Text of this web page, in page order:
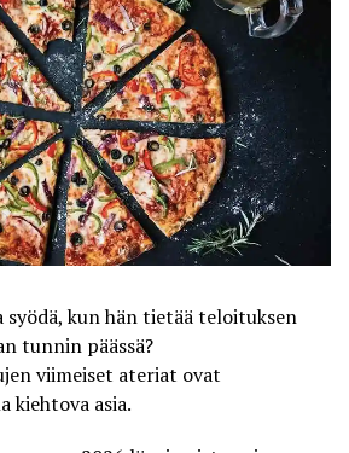
syödä, kun hän tietää teloituksen
tunnin päässä?
viimeiset ateriat ovat
kiehtova asia.